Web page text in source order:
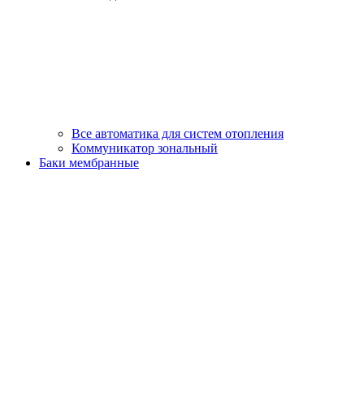
Все автоматика для систем отопления
Коммуникатор зональный
Баки мембранные